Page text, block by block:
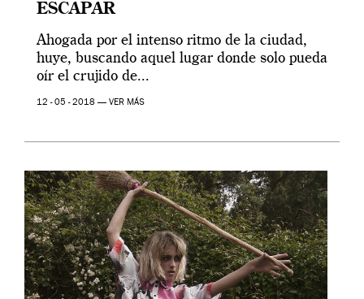
ESCAPAR
Ahogada por el intenso ritmo de la ciudad,
huye, buscando aquel lugar donde solo pueda
oír el crujido de...
12 - 05 - 2018 — VER MÁS